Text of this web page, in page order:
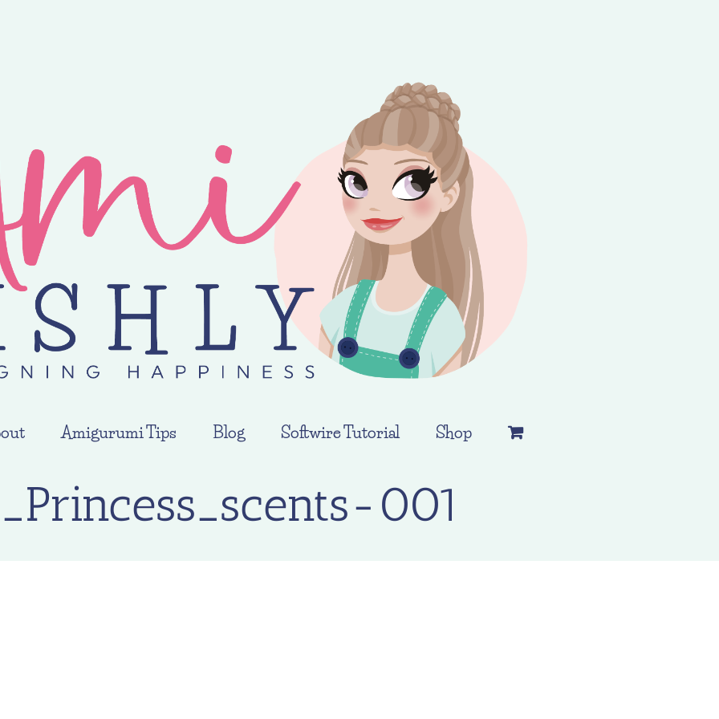
Amigurumi Tips Blog Softwire Tutorial Shop
001
ontvang je 25% korting op alle losse Amilishly patronen bij een minimale besteding van €10,-. Geldig tot en met